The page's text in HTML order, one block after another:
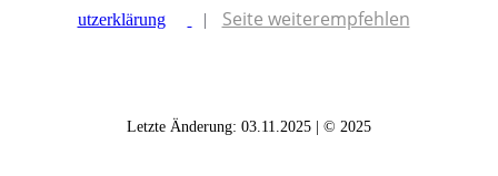
utzerklärung | Seite weiterempfehlen
Letzte Änderung: 03.11.2025 | © 2025